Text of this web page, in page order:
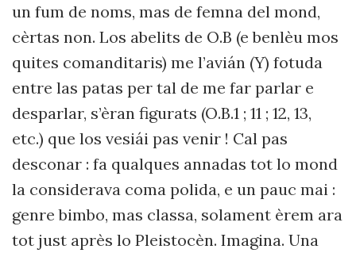
un fum de noms, mas de femna del mond,
cèrtas non. Los abelits de O.B (e benlèu mos
quites comanditaris) me l’avián (Y) fotuda
entre las patas per tal de me far parlar e
desparlar, s’èran figurats (O.B.1 ; 11 ; 12, 13,
etc.) que los vesiái pas venir ! Cal pas
desconar : fa qualques annadas tot lo mond
la considerava coma polida, e un pauc mai :
genre bimbo, mas classa, solament èrem ara
tot just après lo Pleistocèn. Imagina. Una